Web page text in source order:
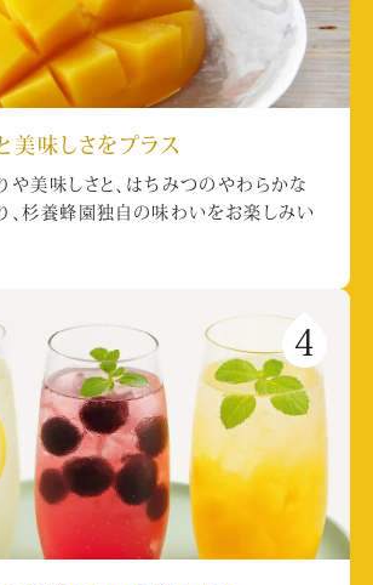
美味しさをプラス
や美味しさと、はちみつのやわらかな
、杉養蜂園独自の味わいをお楽しみい